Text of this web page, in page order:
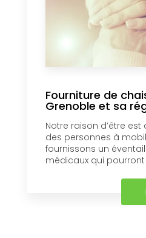
Fourniture de
Grenoble et sa
Notre raison d’être est
des personnes à
fournissons un
médicaux qui pourront